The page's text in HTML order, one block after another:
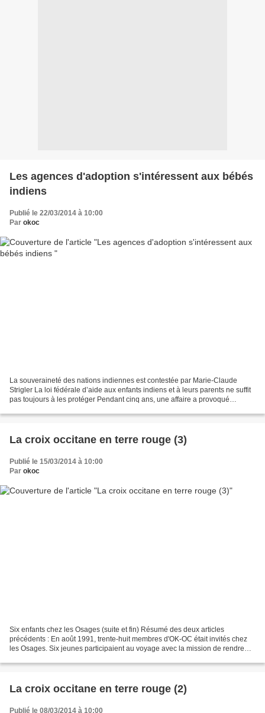
Les agences d'adoption s'intéressent aux bébés
indiens
Publié le 22/03/2014 à 10:00
Par okoc
La souveraineté des nations indiennes est contestée par Marie-Claude
Strigler La loi fédérale d’aide aux enfants indiens et à leurs parents ne suffit
pas toujours à les protéger Pendant cinq ans, une affaire a provoqué
La croix occitane en terre rouge (3)
Publié le 15/03/2014 à 10:00
Par okoc
Six enfants chez les Osages (suite et fin) Résumé des deux articles
précédents : En août 1991, trente-huit membres d'OK-OC était invités chez
les Osages. Six jeunes participaient au voyage avec la mission de rendre
La croix occitane en terre rouge (2)
Publié le 08/03/2014 à 10:00